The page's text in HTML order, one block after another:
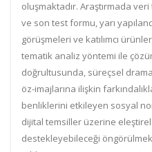
oluşmaktadır. Araştırmada
ve son test formu, yarı
görüşmeleri ve katılımcı
tematik analiz yöntemi ile
doğrultusunda, süreçsel drama
öz-imajlarına ilişkin
benliklerini etkileyen sosyal
dijital temsiller üzerine
destekleyebileceği